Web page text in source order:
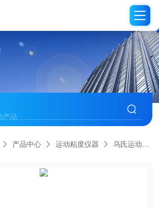
产品中心 运动粘度仪器 乌氏运动粘度仪器